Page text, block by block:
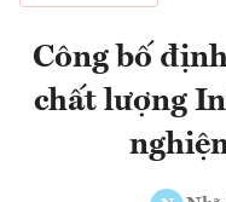
Công bố
chất lượng